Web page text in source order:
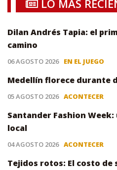
LO MÁS
Dilan Andrés Tapia: el
camino
06 AGOSTO 2026 EN EL JUEGO
Medellín florece durante
05 AGOSTO 2026 ACONTECER
Santander Fashion
local
04 AGOSTO 2026 ACONTECER
Tejidos rotos: El costo de